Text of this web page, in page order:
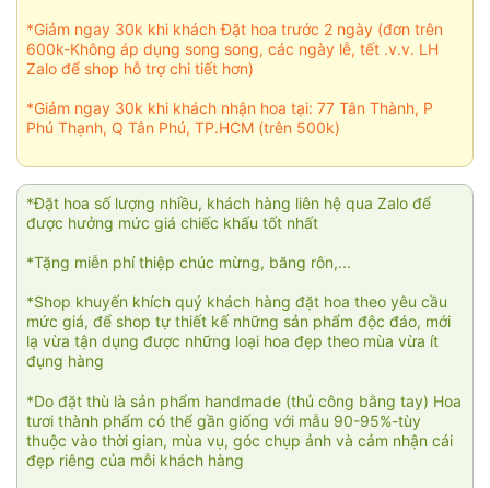
*Giảm ngay 30k khi khách Đặt hoa trước 2 ngày (đơn trên
600k-Không áp dụng song song, các ngày lễ, tết .v.v. LH
Zalo để shop hỗ trợ chi tiết hơn)
*Giảm ngay 30k khi khách nhận hoa tại: 77 Tân Thành, P
Phú Thạnh, Q Tân Phú, TP.HCM (trên 500k)
*Đặt hoa số lượng nhiều, khách hàng liên hệ qua Zalo để
được hưởng mức giá chiếc khấu tốt nhất
*Tặng miễn phí thiệp chúc mừng, băng rôn,...
*Shop khuyến khích quý khách hàng đặt hoa theo yêu cầu
mức giá, để shop tự thiết kế những sản phẩm độc đáo, mới
lạ vừa tận dụng được những loại hoa đẹp theo mùa vừa ít
đụng hàng
*Do đặt thù là sản phẩm handmade (thủ công bằng tay) Hoa
tươi thành phẩm có thể gần giống với mẫu 90-95%-tùy
thuộc vào thời gian, mùa vụ, góc chụp ảnh và cảm nhận cái
đẹp riêng của mỗi khách hàng